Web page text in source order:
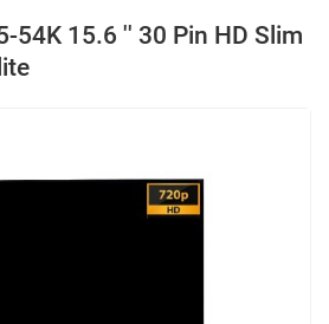
54K 15.6 '' 30 Pin HD Slim